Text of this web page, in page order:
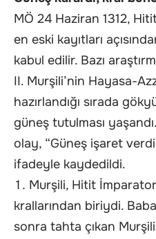
MÖ 24 Haziran 1312,
en eski kayıtları
kabul edilir. Bazı
II. Murşili’nin Hayasa-
hazırlandığı sırada
güneş tutulması
olay, “Güneş işaret
ifadeyle kaydedildi.
Murşili, Hitit
krallarından biriydi.
sonra tahta çıkan